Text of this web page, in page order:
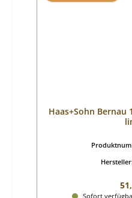
Haas+Sohn Bernau
Sofort